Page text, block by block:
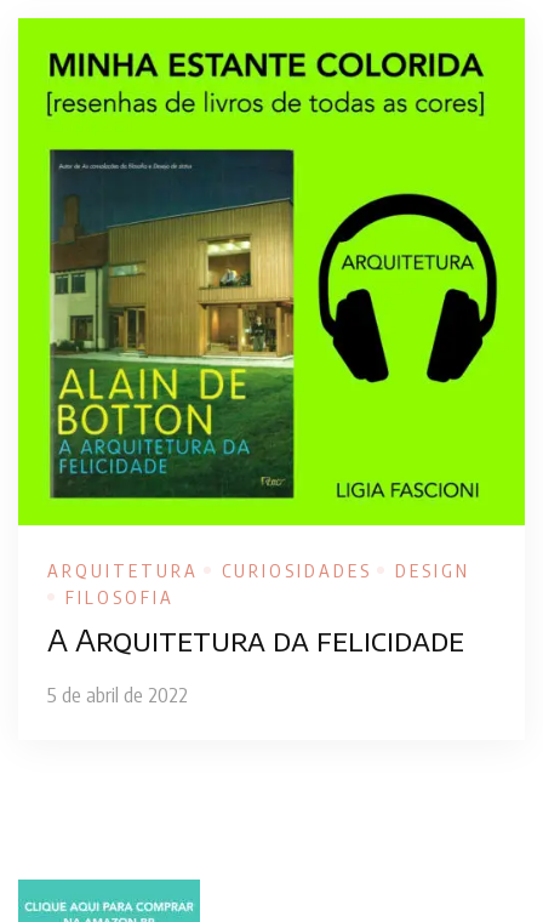
ARQUITETURA CURIOSIDADES
DESIGN
FILOSOFIA
A Arquitetura da felicidade
5 de abril de 2022